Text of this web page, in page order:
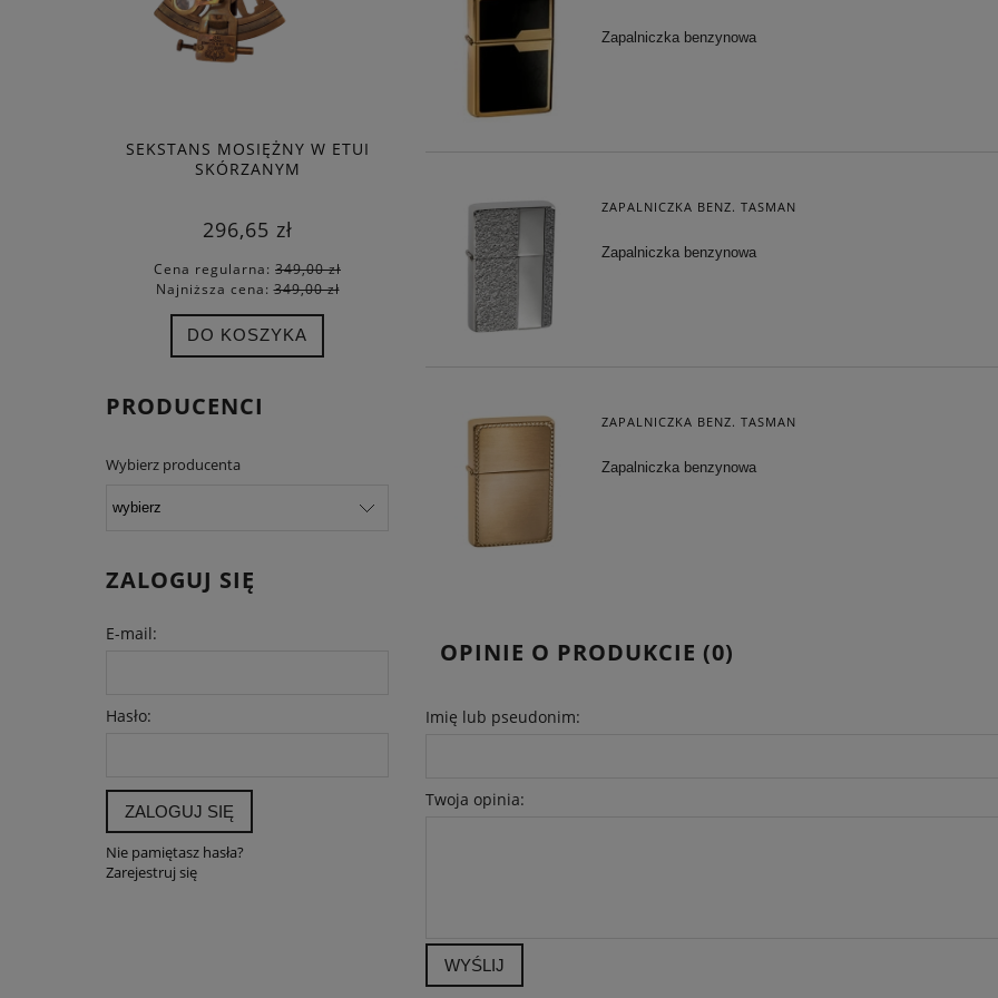
SEKSTANS MOSIĘŻNY W ETUI
SKÓRZANYM
296,65 zł
Cena regularna: 349,00 zł
Najniższa cena:349,00 zł
DO KOSZYKA
101,15 zł
Cena regularna:
Najniższa cena:
DO KOSZYKA
PRODUCENCI
Wybierz producenta
ZALOGUJ SIĘ
E-mail:
Hasło:
ZALOGUJ SIĘ
Nie pamiętasz hasła?
Zarejestruj się
Zapalniczka benzynowa
ZAPALNICZKA BENZ. TASMAN
Zapalniczka benzynowa
ZAPALNICZKA BENZ. TASMAN
Zapalniczka benzynowa
OPINIE O PRODUKCIE (0)
Imię lub pseudonim:
Twoja opinia:
WYŚLIJ